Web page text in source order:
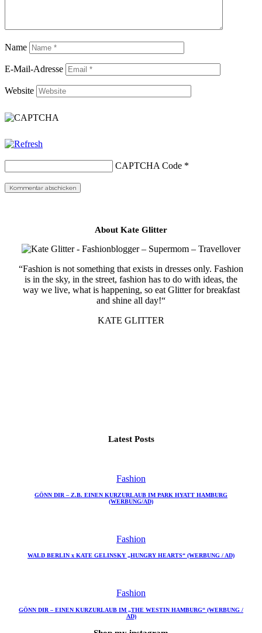
Name
E-Mail-Adresse
Website
CAPTCHA Code *
About Kate Glitter
“Fashion is not something that exists in dresses only. Fashion
is in the sky, in the street, fashion has to do with ideas, the
way we live, what is happening, so eat Glitter for breakfast
and shine all day!“
KATE GLITTER
Latest Posts
Fashion
GÖNN DIR – Z.B. EINEN KURZURLAUB IM PARK HYATT HAMBURG
(WERBUNG/AD)
Fashion
WALD BERLIN x KATE GELINSKY „HUNGRY HEARTS“ (WERBUNG / AD)
Fashion
GÖNN DIR – EINEN KURZURLAUB IM „THE WESTIN HAMBURG“ (WERBUNG /
AD)